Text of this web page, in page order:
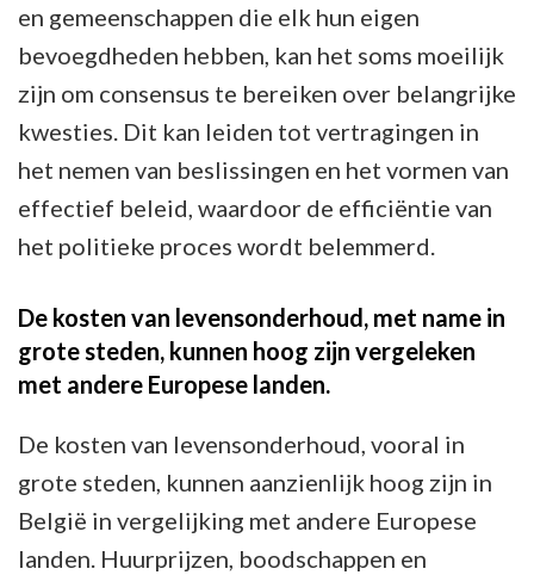
en gemeenschappen die elk hun eigen
bevoegdheden hebben, kan het soms moeilijk
zijn om consensus te bereiken over belangrijke
kwesties. Dit kan leiden tot vertragingen in
het nemen van beslissingen en het vormen van
effectief beleid, waardoor de efficiëntie van
het politieke proces wordt belemmerd.
De kosten van levensonderhoud, met name in
grote steden, kunnen hoog zijn vergeleken
met andere Europese landen.
De kosten van levensonderhoud, vooral in
grote steden, kunnen aanzienlijk hoog zijn in
België in vergelijking met andere Europese
landen. Huurprijzen, boodschappen en